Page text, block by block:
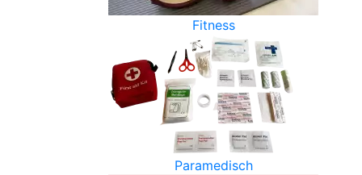
Fitness
Paramedisch